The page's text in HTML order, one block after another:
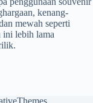
kenang-
mewah seperti
ini lebih lama